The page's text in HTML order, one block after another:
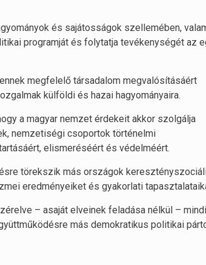
és sajátosságok szellemében,
programját és folytatja tevékenységét az
megfelelő társadalom megvalósításáért
külföldi és hazai hagyományaira.
a magyar nemzet érdekeit akkor szolgálja
nemzetiségi csoportok történelmi
elismeréséért és védelméért.
törekszik más országok
eredményeiket és gyakorlati
– asaját elveinek feladása nélkül –
más demokratikus politikai